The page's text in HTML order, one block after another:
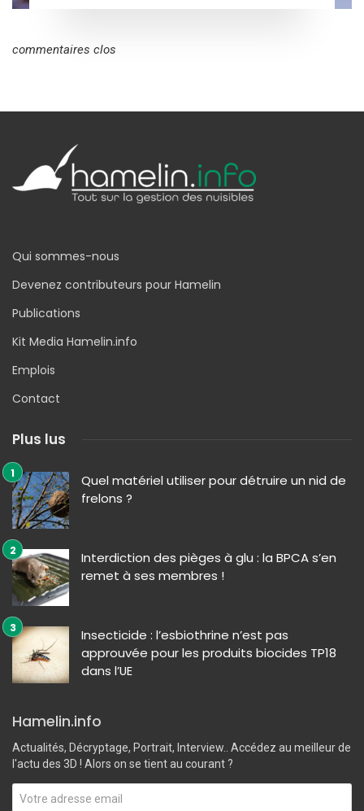
commentaires clos
Qui sommes-nous
Devenez contributeurs pour Hamelin
Publications
Kit Media Hamelin.info
Emplois
Contact
Plus lus
Quel matériel utiliser pour détruire un nid de
frelons ?
Interdiction des pièges à glu : la BPCA s’en
remet à ses membres !
Insecticide : l’esbiothrine n’est pas
approuvée pour les produits biocides TP18
dans l’UE
Hamelin.info
Actualités, Décryptage, Portrait, Interview.. Accédez au meilleur de
l'actu des 3D ! Alors on se tient au courant ?